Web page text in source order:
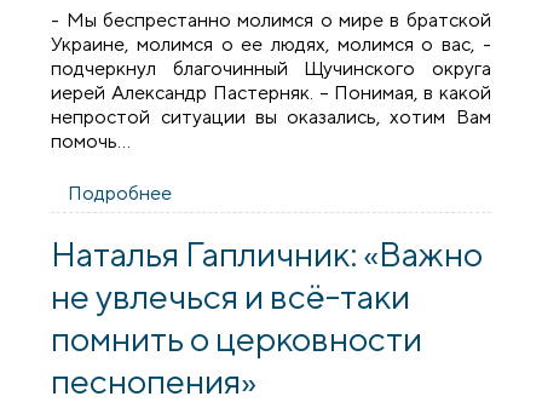
- Мы беспрестанно молимся о мире в братской
Украине, молимся о ее людях, молимся о вас, -
подчеркнул благочинный Щучинского округа
иерей Александр Пастерняк. – Понимая, в какой
непростой ситуации вы оказались, хотим Вам
помочь…
Подробнее
помощь беженцам из Украины
Наталья Гапличник: «Важно
не увлечься и всё-таки
помнить о церковности
песнопения»